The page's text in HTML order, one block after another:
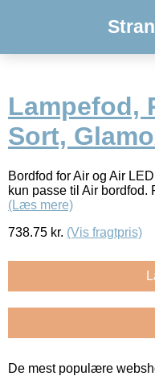
Lampefod,
Sort,
Bordfod for Air og Air
kun passe til Air bordfod.
(Læs mere)
738.75 kr. (Vis fragtpris)
De mest populære